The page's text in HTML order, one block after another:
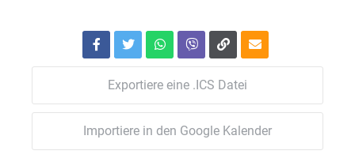
Exportiere eine .ICS Datei
Importiere in den Google Kalender